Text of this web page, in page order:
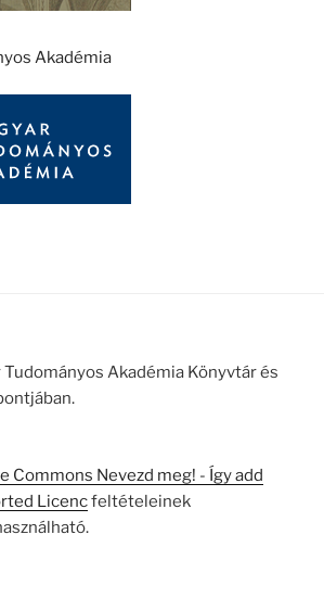
Akadémia
Tudományos Akadémia Könyvtár és
Commons Nevezd meg! - Így add
Licencfeltételeinek